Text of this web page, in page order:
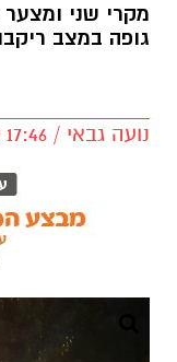
גופה במצב
נועה גבאי / 17:46 29.12.19